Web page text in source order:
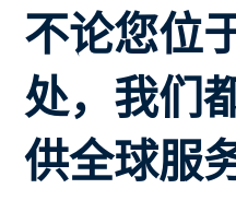
不论您位
处，我们
供全球服